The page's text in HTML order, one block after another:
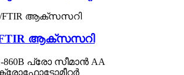
FTIR ആക്സസറി